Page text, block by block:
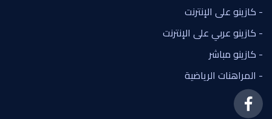
- كازينو على الإنترنت
- كازينو عربي على الإنترنت
- كازينو مباشر
- المراهنات الرياضية